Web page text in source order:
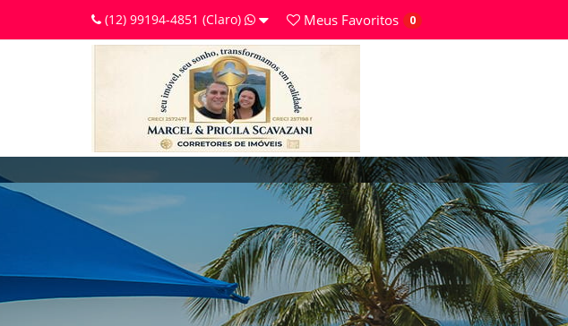
(12) 99194-4851 (Claro) Meus Favoritos 0